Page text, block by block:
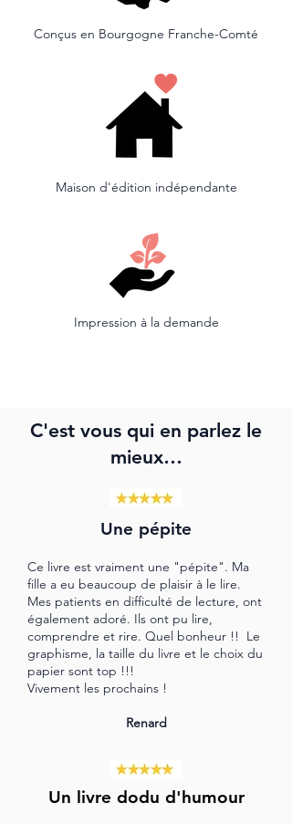
Conçus en Bourgogne Franche-Comté
Maison d'édition indépendante
Impression à la demande
C'est vous qui en parlez le
mieux…
Une pépite
Ce livre est vraiment une "pépite". Ma
fille a eu beaucoup de plaisir à le lire.
Mes patients en difficulté de lecture, ont
également adoré. Ils ont pu lire,
comprendre et rire. Quel bonheur !! Le
graphisme, la taille du livre et le choix du
papier sont top !!!
Vivement les prochains !
Renard
Un livre dodu d'humour